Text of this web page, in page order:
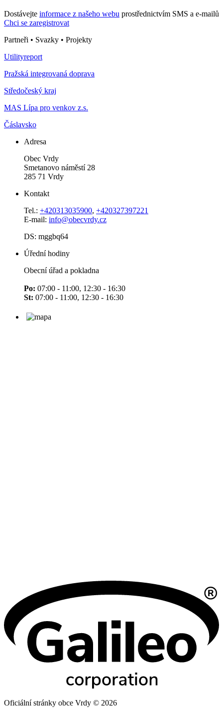
Dostávejte informace z našeho webu prostřednictvím SMS a e-mailů
Chci se zaregistrovat
Partneři • Svazky • Projekty
Utilityreport
Pražská integrovaná doprava
Středočeský kraj
MAS Lípa pro venkov z.s.
Čáslavsko
Adresa
Obec Vrdy
Smetanovo náměstí 28
285 71 Vrdy
Kontakt
Tel.: +420313035900, +420327397221
E-mail: info@obecvrdy.cz
DS: mggbq64
Úřední hodiny
Obecní úřad a pokladna
Po: 07:00 - 11:00, 12:30 - 16:30
St: 07:00 - 11:00, 12:30 - 16:30
Oficiální stránky obce Vrdy © 2026